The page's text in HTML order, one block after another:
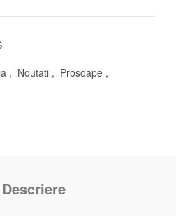
, Noutati , Prosoape ,
Descriere